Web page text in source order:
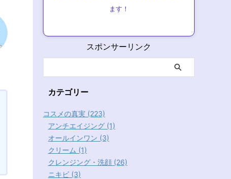
ます！
スポンサーリンク
カテゴリー
コスメの真実 (223)
アンチエイジング (1)
オールインワン (3)
クリーム (1)
クレンジング・洗顔 (26)
ニキビ (3)